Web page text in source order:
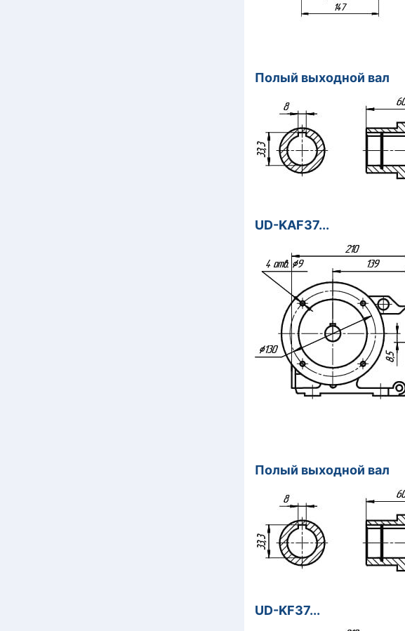
Полый выходной вал
UD-KАF37...
Полый выходной вал
UD-KF37...